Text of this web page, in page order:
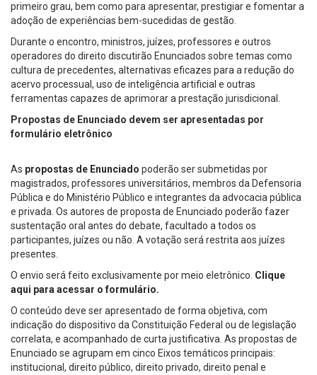
primeiro grau, bem como para apresentar, prestigiar e fomentar a
adoção de experiências bem-sucedidas de gestão.
Durante o encontro, ministros, juízes, professores e outros
operadores do direito discutirão Enunciados sobre temas como
cultura de precedentes, alternativas eficazes para a redução do
acervo processual, uso de inteligência artificial e outras
ferramentas capazes de aprimorar a prestação jurisdicional.
Propostas de Enunciado devem ser apresentadas por
formulário eletrônico
As propostas de Enunciado poderão ser submetidas por
magistrados, professores universitários, membros da Defensoria
Pública e do Ministério Público e integrantes da advocacia pública
e privada. Os autores de proposta de Enunciado poderão fazer
sustentação oral antes do debate, facultado a todos os
participantes, juízes ou não. A votação será restrita aos juízes
presentes.
O envio será feito exclusivamente por meio eletrônico. Clique
aqui para acessar o formulário.
O conteúdo deve ser apresentado de forma objetiva, com
indicação do dispositivo da Constituição Federal ou de legislação
correlata, e acompanhado de curta justificativa. As propostas de
Enunciado se agrupam em cinco Eixos temáticos principais:
institucional, direito público, direito privado, direito penal e